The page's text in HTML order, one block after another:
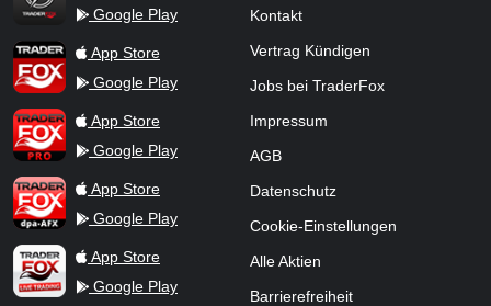
Google Play
TraderFox AppApp Store
Google Play
TraderFox ProApp Store
Google Play
TraderFox dpa-AFX ProFeed
App Store
Google Play
TraderFox Live Trading
App Store
Google Play
Kontakt
Vertrag Kündigen
Jobs bei TraderFox
Impressum
AGB
Datenschutz
Cookie-Einstellungen
Alle Aktien
Barrierefreiheit